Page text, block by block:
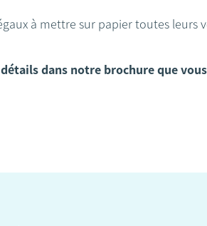
à mettre sur papier toutes leurs
dans notre brochure que